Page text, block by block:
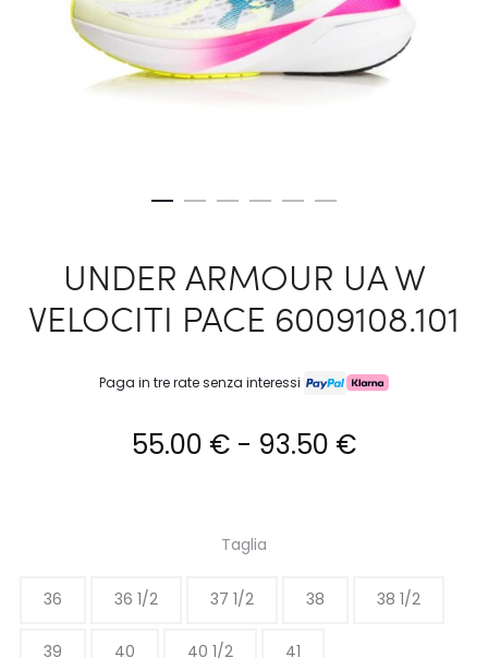
UNDER ARMOUR UA W
VELOCITI PACE 6009108.101
Paga in tre rate senza interessi
55.00 € - 93.50 €Fascia
da
Taglia
36 36 1/2 37 1/2 38 38 1/2
39 40 40 1/2 41